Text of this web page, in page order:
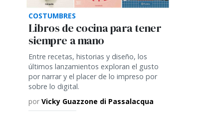
COSTUMBRES
Libros de cocina para tener
siempre a mano
Entre recetas, historias y diseño, los
últimos lanzamientos exploran el gusto
por narrar y el placer de lo impreso por
sobre lo digital.
por Vicky Guazzone di Passalacqua